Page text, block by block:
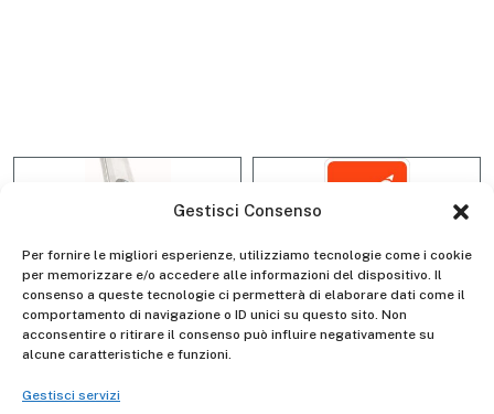
Gestisci Consenso
Per fornire le migliori esperienze, utilizziamo tecnologie come i cookie
per memorizzare e/o accedere alle informazioni del dispositivo. Il
consenso a queste tecnologie ci permetterà di elaborare dati come il
comportamento di navigazione o ID unici su questo sito. Non
acconsentire o ritirare il consenso può influire negativamente su
alcune caratteristiche e funzioni.
Gestisci servizi
Piedino basculante gommato
D1000